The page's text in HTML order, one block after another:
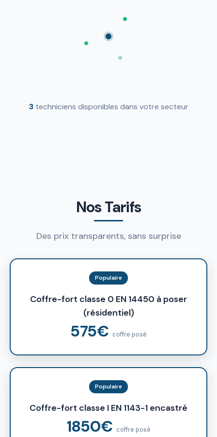
3techniciens disponibles dans votre secteur
Nos Tarifs
Des prix transparents, sans surprise
Populaire
Coffre-fort classe 0 EN 14450 à poser
(résidentiel)
575€ coffre posé
Populaire
Coffre-fort classe I EN 1143-1 encastré
1850€ coffre posé